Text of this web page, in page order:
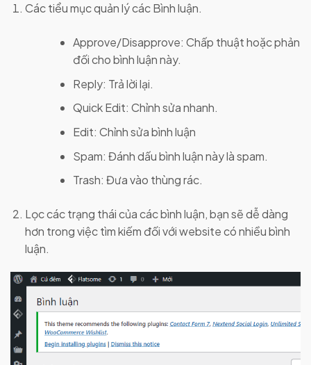
Các tiểu mục quản lý các Bình luận.
Approve/Disapprove: Chấp thuật hoặc phản
đối cho bình luận này.
Reply: Trả lời lại.
Quick Edit: Chỉnh sửa nhanh.
Edit: Chỉnh sửa bình luận
Spam: Đánh dấu bình luận này là spam.
Trash: Đưa vào thùng rác.
Lọc các trạng thái của các bình luận, bạn sẽ dễ dàng
hơn trong việc tìm kiếm đối với website có nhiều bình
luận.